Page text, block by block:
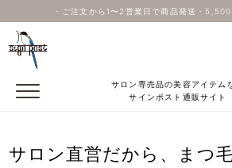
・ご注文から1〜2営業日で商品発送・
サロン専売品の美容アイテム
サインポスト通販サイト
サロン直営だから、まつ